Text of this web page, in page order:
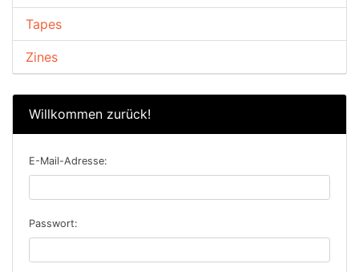
Tapes
Zines
Willkommen zurück!
E-Mail-Adresse:
Passwort: